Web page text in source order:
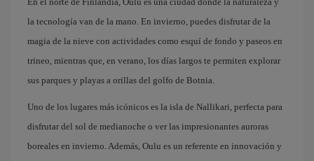
la tecnología van de la mano. En invierno, puedes disfrutar de la
magia de la nieve con actividades como esquí de fondo y paseos en
trineo, mientras que, en verano, los días largos te permiten explorar
sus parques y playas a orillas del golfo de Botnia.
Uno de los lugares más icónicos es la isla de Nallikari, perfecta para
disfrutar del sol de medianoche o ver las impresionantes auroras
boreales en invierno. Además, Oulu es un referente en innovación y